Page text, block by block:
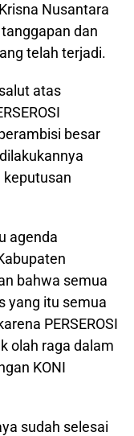
Nusantara
dan
telah terjadi.
atas
besar
keputusan
agenda
bahwa semua
yang itu semua
PERSEROSI
olah raga dalam
KONI
sudah selesai